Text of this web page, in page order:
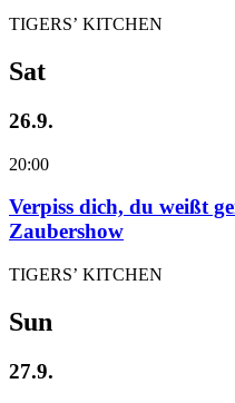
TIGERS’ KITCHEN
Sat
26.9.
20:00
Verpiss dich, du weißt
Zaubershow
TIGERS’ KITCHEN
Sun
27.9.